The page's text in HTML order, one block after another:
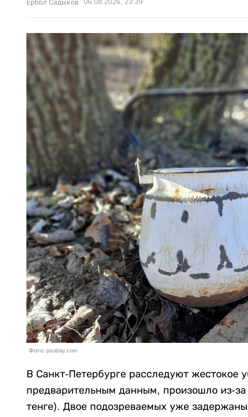
Ербол Садыков 06.08.2026, 23:39
Фото: pixabay.com
В Санкт-Петербурге расследуют жестокое
предварительным данным, произошло из-
тенге). Двое подозреваемых уже